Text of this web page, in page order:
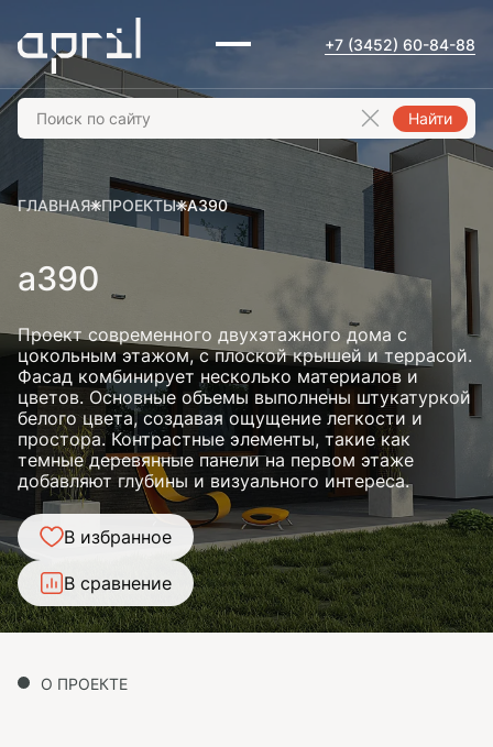
+7 (3452) 60-84-88
Найти
ГЛАВНАЯ ПРОЕКТЫ А390
а390
Проект современного двухэтажного дома с
цокольным этажом, с плоской крышей и террасой.
Фасад комбинирует несколько материалов и
цветов. Основные объемы выполнены штукатуркой
белого цвета, создавая ощущение легкости и
простора. Контрастные элементы, такие как
темные деревянные панели на первом этаже
добавляют глубины и визуального интереса.
В избранное
В сравнение
О ПРОЕКТЕ